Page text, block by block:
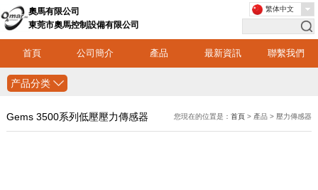
奧馬有限公司
東莞市奧馬控制設備有限公司
首頁 公司簡介 產品 最新資訊 聯繫我們
繁体中文
产品分类
Gems 3500系列低壓壓力傳感器 您現在的位置是：首頁 > 產品 > 壓力傳感器